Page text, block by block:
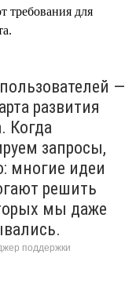
требования для
—
развития
Когда
запросы,
многие идеи
решить
мы даже
поддержки